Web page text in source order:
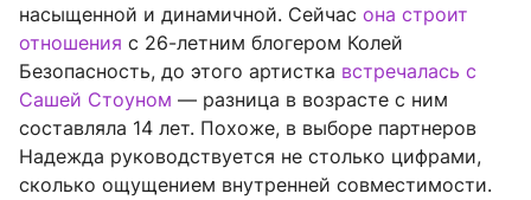
насыщенной и динамичной. Сейчас она строит
отношения с 26-летним блогером Колей
Безопасность, до этого артистка встречалась с
Сашей Стоуном — разница в возрасте с ним
составляла 14 лет. Похоже, в выборе партнеров
Надежда руководствуется не столько цифрами,
сколько ощущением внутренней совместимости.